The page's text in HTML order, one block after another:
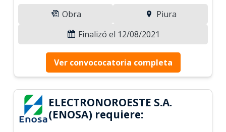
Obra
Piura
Finalizó el 12/08/2021
Ver convococatoria completa
ELECTRONOROESTE S.A.
(ENOSA) requiere: